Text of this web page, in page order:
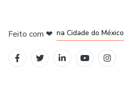
Feito com ❤ na Cidade do México